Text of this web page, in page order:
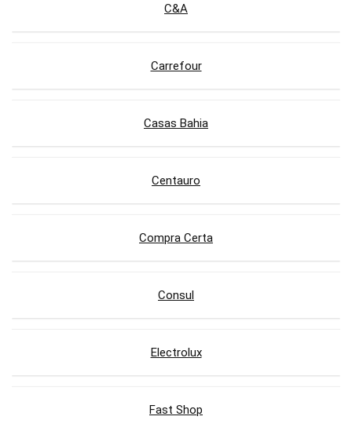
C&A
Carrefour
Casas Bahia
Centauro
Compra Certa
Consul
Electrolux
Fast Shop